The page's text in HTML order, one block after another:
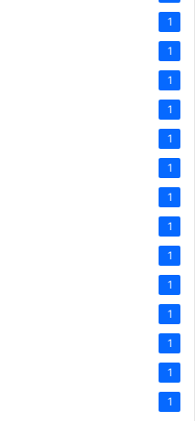
1
1
1
1
1
1
1
1
1
1
1
1
1
1